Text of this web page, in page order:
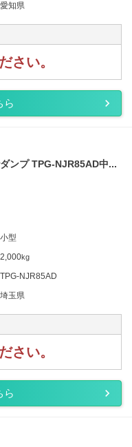
愛知県
さい。
ら
ンプ TPG-NJR85AD中...
小型
2,000kg
TPG-NJR85AD
埼玉県
さい。
ら